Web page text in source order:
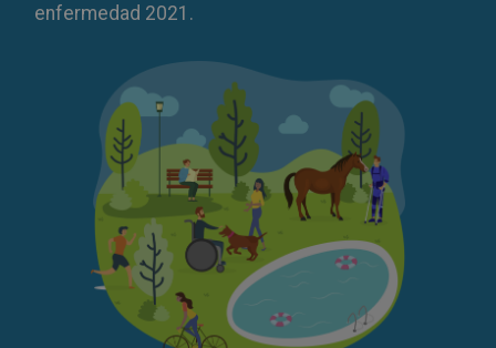
enfermedad 2021.